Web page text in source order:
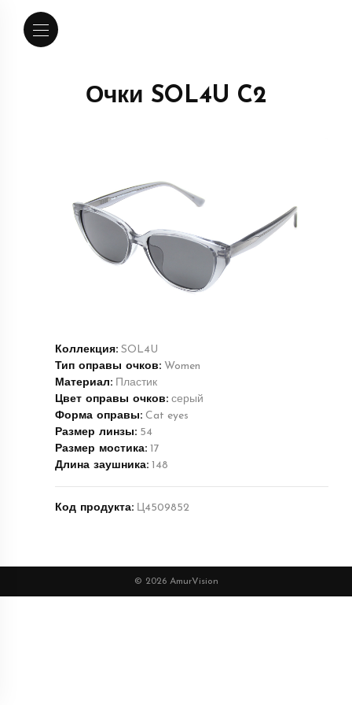
Очки SOL4U C2
Коллекция: SOL4U
Тип оправы очков: Women
Материал: Пластик
Цвет оправы очков: серый
Форма оправы: Cat eyes
Размер линзы: 54
Размер мостика: 17
Длина заушника: 148
Код продукта: Ц4509852
© 2026 AmurVision